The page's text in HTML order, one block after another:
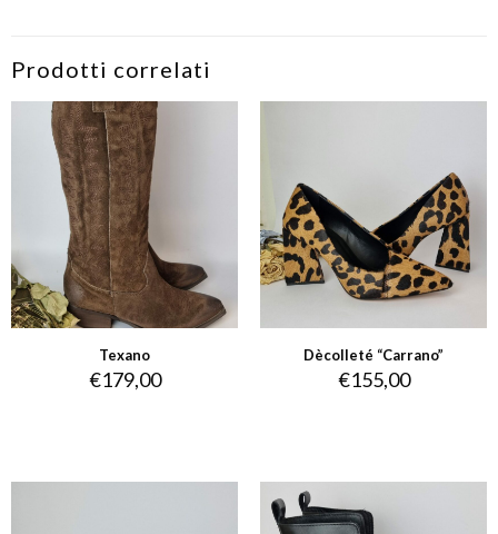
Prodotti correlati
Texano
€179,00
Dècolleté “Carrano”
€155,00